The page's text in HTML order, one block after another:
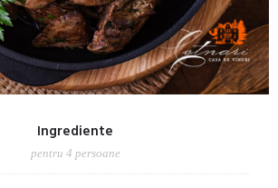
Ingrediente
pentru 4 persoane